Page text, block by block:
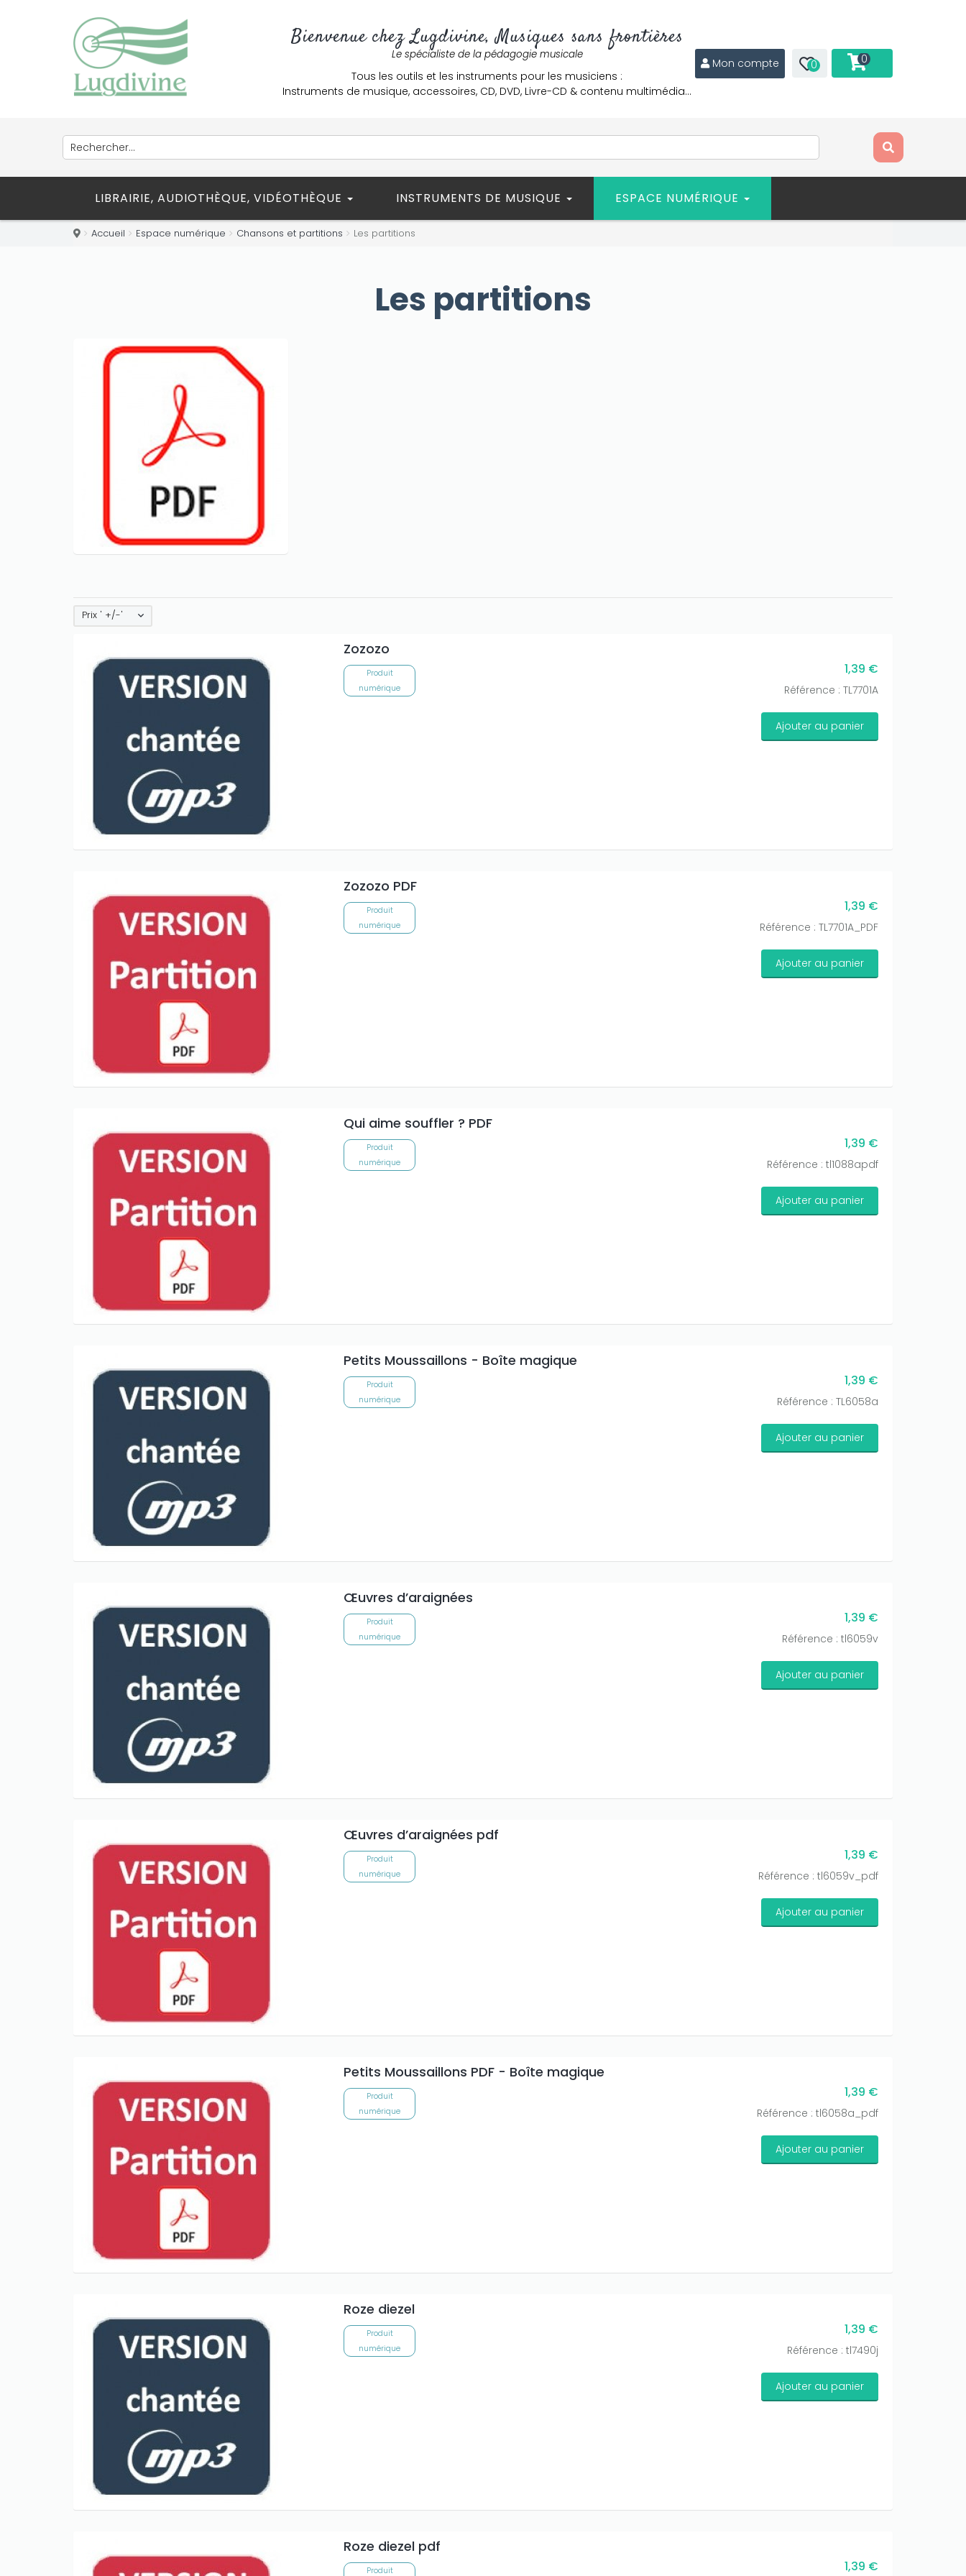
Bienvenue chez Lugdivine, Musiques sans frontières
Le spécialiste de la pédagogie musicale
Tous les outils et les instruments pour les musiciens :
Instruments de musique, accessoires, CD, DVD, Livre-CD & contenu multimédia…
Mon compte 0 0
LIBRAIRIE, AUDIOTHÈQUE, VIDÉOTHÈQUE INSTRUMENTS DE MUSIQUE ESPACE NUMÉRIQUE
Accueil Espace numérique Chansons et partitions Les partitions
Les partitions
Prix ' +/-'
Zozozo
Produit
numérique
1,39 €
Référence : TL7701A
Ajouter au panier
Zozozo PDF
Produit
numérique
1,39 €
Référence : TL7701A_PDF
Ajouter au panier
Qui aime souffler ? PDF
Produit
numérique
1,39 €
Référence : tl1088apdf
Ajouter au panier
Petits Moussaillons - Boîte magique
Produit
numérique
1,39 €
Référence : TL6058a
Ajouter au panier
Œuvres d’araignées
Produit
numérique
1,39 €
Référence : tl6059v
Ajouter au panier
Œuvres d’araignées pdf
Produit
numérique
1,39 €
Référence : tl6059v_pdf
Ajouter au panier
Petits Moussaillons PDF - Boîte magique
Produit
numérique
1,39 €
Référence : tl6058a_pdf
Ajouter au panier
Roze diezel
Produit
numérique
1,39 €
Référence : tl7490j
Ajouter au panier
Roze diezel pdf
Produit 1,39 €